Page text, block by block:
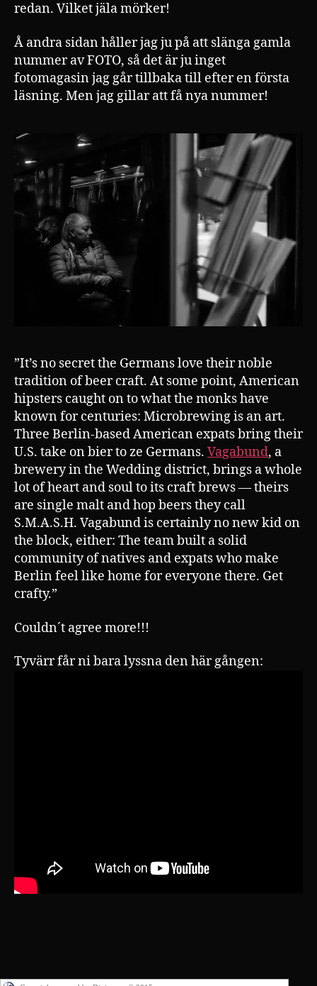
redan. Vilket jäla mörker!
Å andra sidan håller jag ju på att slänga gamla
nummer av FOTO, så det är ju inget
fotomagasin jag går tillbaka till efter en första
läsning. Men jag gillar att få nya nummer!
”It’s no secret the Germans love their noble
tradition of beer craft. At some point, American
hipsters caught on to what the monks have
known for centuries: Microbrewing is an art.
Three Berlin-based American expats bring their
U.S. take on bier to ze Germans. Vagabund, a
brewery in the Wedding district, brings a whole
lot of heart and soul to its craft brews — theirs
are single malt and hop beers they call
S.M.A.S.H. Vagabund is certainly no new kid on
the block, either: The team built a solid
community of natives and expats who make
Berlin feel like home for everyone there. Get
crafty.”
Couldn´t agree more!!!
Tyvärr får ni bara lyssna den här gången: